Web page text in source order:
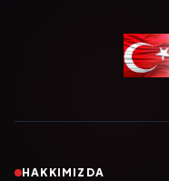
HAKKIMIZDA